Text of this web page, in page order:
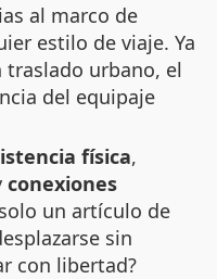
al marco de
estilo de viaje. Ya
traslado urbano, el
del equipaje
física,
conexiones
un artículo de
sin
con libertad?